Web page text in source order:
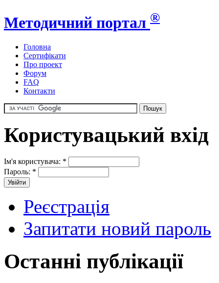
Методичний портал ®
Головна
Сертифікати
Про проект
Форум
FAQ
Контакти
Користувацький вхід
Ім'я користувача: *
Пароль: *
Реєстрація
Запитати новий пароль
Останні публікації